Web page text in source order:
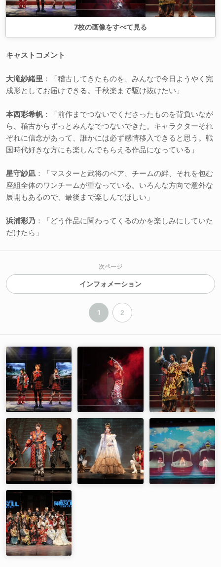
7枚の画像をすべて見る
キャストコメント
大滝紗緒里 ：「稽古してきたものを、みんなで今日ようやく完
成形としてお届けできる。千秋楽まで駆け抜けたい」
本西彩希帆：「前作までつないでくださったものを背負いなが
ら、稽古からずっとみんなでつないできた。キャラクターそれ
ぞれに信念があって、誰かには必ず感情移入できると思う。戦
国時代好きな方にも楽しんでもらえる作品になっている」
星守紗凪 ：「マスターと武将のペア、チームの絆、それを包む
座組全体のワンチームが重なっている。いろんな方向で意外な
展開もあるので、最後まで楽しんでほしい」
浜浦彩乃 ：「どう作品に関わってくるのかを楽しみにしていた
だけたら」
次ページ
インフォメーション
1 2